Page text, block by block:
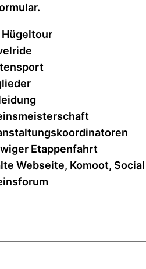
Hügeltour
Etappenfahrt
Webseite, Komoot,